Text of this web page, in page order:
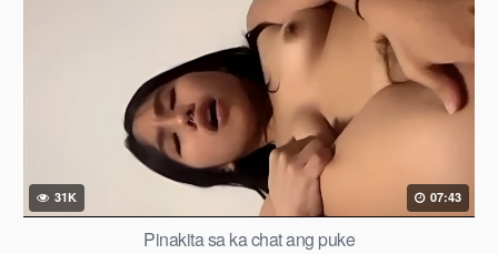
31K 07:43
Pinakita sa ka chat ang puke